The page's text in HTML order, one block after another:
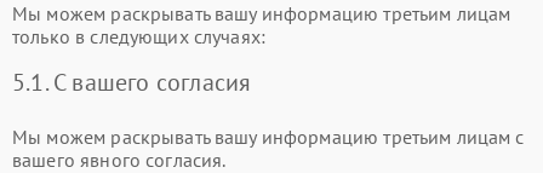
Мы можем раскрывать вашу информацию третьим лицам
только в следующих случаях:
5.1. С вашего согласия
Мы можем раскрывать вашу информацию третьим лицам с
вашего явного согласия.